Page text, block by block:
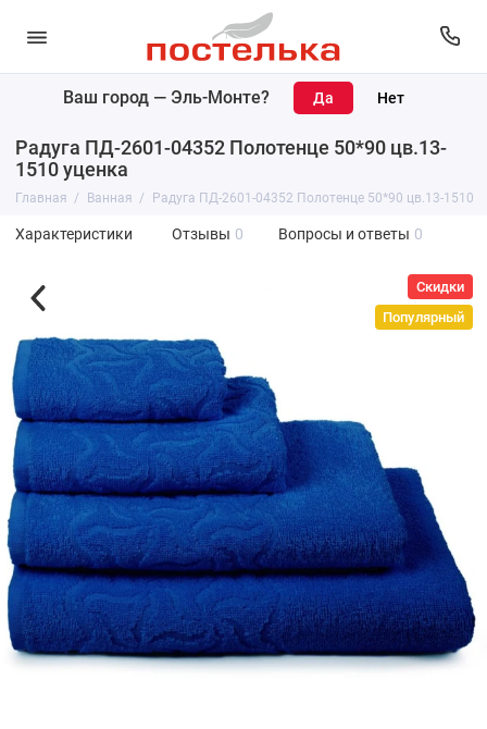
Ваш город — Эль-Монте?
Радуга ПД-2601-04352 Полотенце 50*90 цв.13-
1510 уценка
Главная Ванная Радуга ПД-2601-04352 Полотенце 50*90 цв.13-1510
Характеристики Отзывы 0 Вопросы и ответы 0
Скидки
Популярный